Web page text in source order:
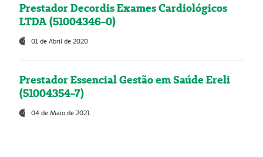
Prestador Decordis Exames Cardiológicos
LTDA (51004346-0)
01 de Abril de 2020
Prestador Essencial Gestão em Saúde Ereli
(51004354-7)
04 de Maio de 2021